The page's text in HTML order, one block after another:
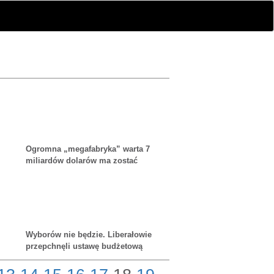
Ogromna „megafabryka” warta 7
miliardów dolarów ma zostać
Wyborów nie będzie. Liberałowie
przepchnęli ustawę budżetową